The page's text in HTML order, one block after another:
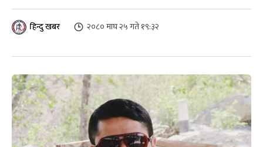
हिन्दु खबर २०८० माघ २५ गते १९:३२